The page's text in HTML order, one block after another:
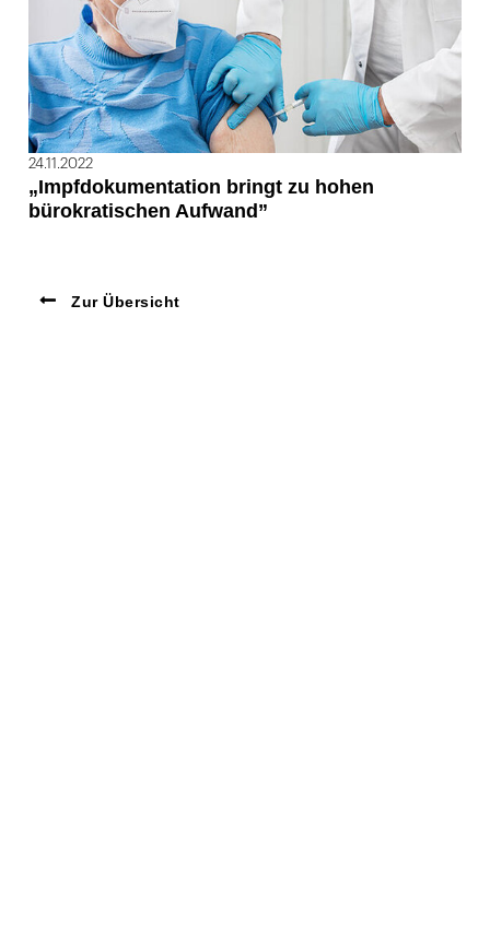
24.11.2022
„Impfdokumentation bringt zu hohen
bürokratischen Aufwand”
Zur Übersicht